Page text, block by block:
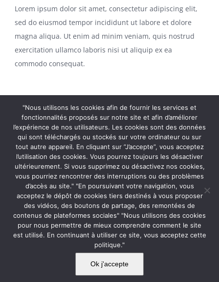
Sophro-pédagogie
Lorem ipsum dolor sit amet, consectetur adipiscing elit,
sed do eiusmod tempor incididunt ut labore et dolore
magna aliqua. Ut enim ad minim veniam, quis nostrud
exercitation ullamco laboris nisi ut aliquip ex ea
commodo consequat.
Project Details
Share This Story, Choose Your Platform!
FacebookTwitterRedditLinkedInWhatsAppPinterest
2026 | Un site web par
MENTIONS LÉGALES
CONFIDENTIALITÉ
"Nous utilisons les cookies afin de fournir les services et
fonctionnalités proposés sur notre site et afin d’améliorer
l’expérience de nos utilisateurs. Les cookies sont des données
qui sont téléchargés ou stockés sur votre ordinateur ou sur
tout autre appareil. En cliquant sur ”J’accepte”, vous acceptez
l’utilisation des cookies. Vous pourrez toujours les désactiver
ultérieurement. Si vous supprimez ou désactivez nos cookies,
vous pourriez rencontrer des interruptions ou des problèmes
d’accès au site." "En poursuivant votre navigation, vous
acceptez le dépôt de cookies tiers destinés à vous proposer
des vidéos, des boutons de partage, des remontées de
contenus de plateformes sociales" "Nous utilisons des cookies
pour nous permettre de mieux comprendre comment le site
est utilisé. En continuant à utiliser ce site, vous acceptez cette
politique."
Ok j'accepte